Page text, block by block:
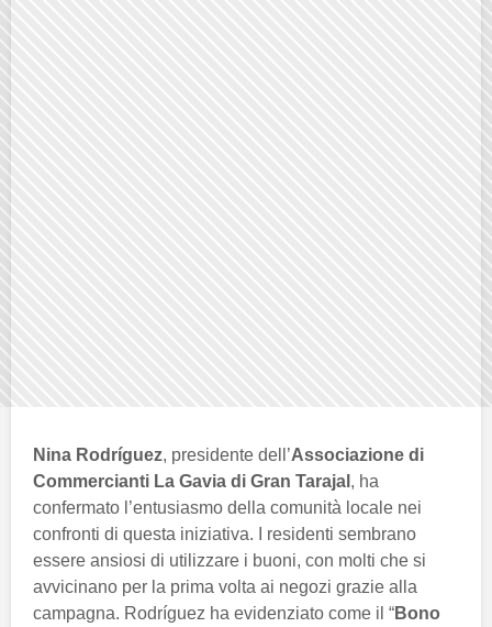
Nina Rodríguez, presidente dell’Associazione di
Commercianti La Gavia di Gran Tarajal , ha
confermato l’entusiasmo della comunità locale nei
confronti di questa iniziativa. I residenti sembrano
essere ansiosi di utilizzare i buoni, con molti che si
avvicinano per la prima volta ai negozi grazie alla
campagna. Rodríguez ha evidenziato come il “Bono